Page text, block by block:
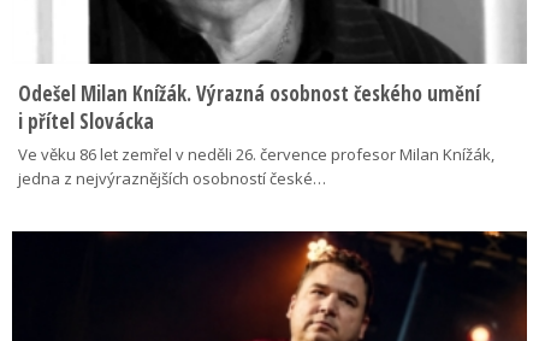
Odešel Milan Knížák. Výrazná osobnost českého umění
i přítel Slovácka
Ve věku 86 let zemřel v neděli 26. července profesor Milan Knížák,
jedna z nejvýraznějších osobností české…